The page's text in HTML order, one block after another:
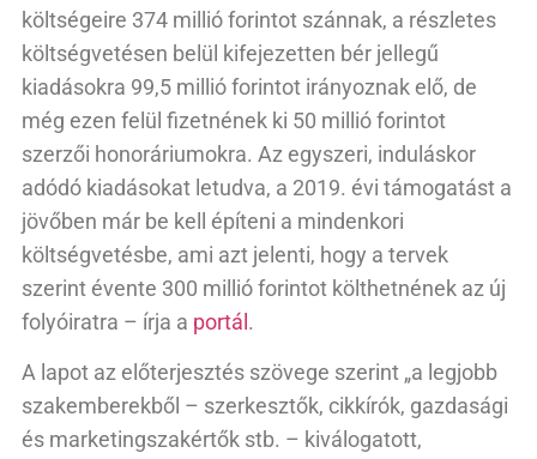
költségeire 374 millió forintot szánnak, a részletes
költségvetésen belül kifejezetten bér jellegű
kiadásokra 99,5 millió forintot irányoznak elő, de
még ezen felül fizetnének ki 50 millió forintot
szerzői honoráriumokra. Az egyszeri, induláskor
adódó kiadásokat letudva, a 2019. évi támogatást a
jövőben már be kell építeni a mindenkori
költségvetésbe, ami azt jelenti, hogy a tervek
szerint évente 300 millió forintot költhetnének az új
folyóiratra – írja a portál.
A lapot az előterjesztés szövege szerint „a legjobb
szakemberekből – szerkesztők, cikkírók, gazdasági
és marketingszakértők stb. – kiválogatott,